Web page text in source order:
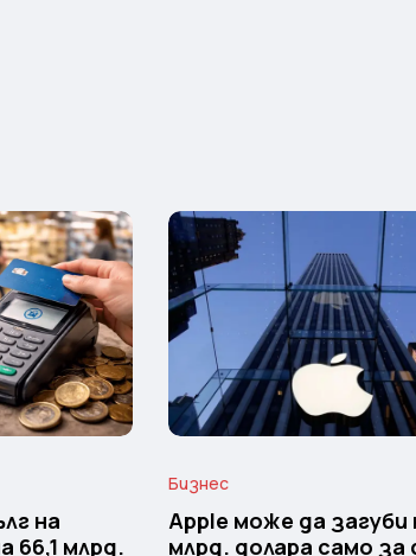
на
66,1 млрд.
Бизнес
Apple може да загуби
млрд. долара само за